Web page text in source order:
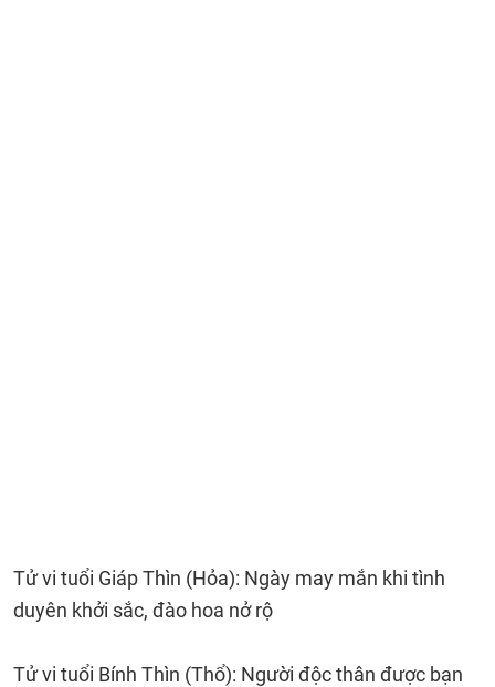
Tử vi tuổi Giáp Thìn (Hỏa): Ngày may mắn khi tình
duyên khởi sắc, đào hoa nở rộ
Tử vi tuổi Bính Thìn (Thổ): Người độc thân được bạn